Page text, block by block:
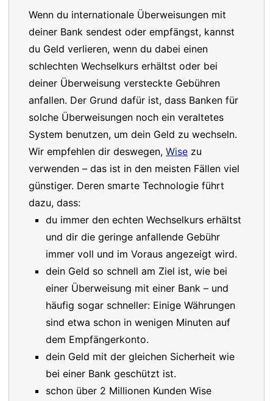
Wenn du internationale Überweisungen mit
deiner Bank sendest oder empfängst, kannst
du Geld verlieren, wenn du dabei einen
schlechten Wechselkurs erhältst oder bei
deiner Überweisung versteckte Gebühren
anfallen. Der Grund dafür ist, dass Banken für
solche Überweisungen noch ein veraltetes
System benutzen, um dein Geld zu wechseln.
Wir empfehlen dir deswegen, Wise zu
verwenden – das ist in den meisten Fällen viel
günstiger. Deren smarte Technologie führt
dazu, dass:
du immer den echten Wechselkurs erhältst
und dir die geringe anfallende Gebühr
immer voll und im Voraus angezeigt wird.
dein Geld so schnell am Ziel ist, wie bei
einer Überweisung mit einer Bank – und
häufig sogar schneller: Einige Währungen
sind etwa schon in wenigen Minuten auf
dem Empfängerkonto.
dein Geld mit der gleichen Sicherheit wie
bei einer Bank geschützt ist.
schon über 2 Millionen Kunden Wise